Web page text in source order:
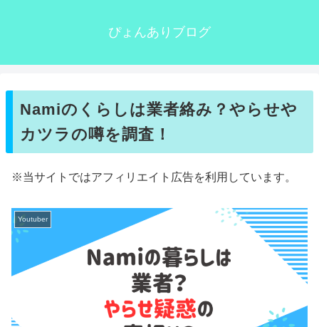
ぴょんありブログ
Namiのくらしは業者絡み？やらせや
カツラの噂を調査！
※当サイトではアフィリエイト広告を利用しています。
Youtuber